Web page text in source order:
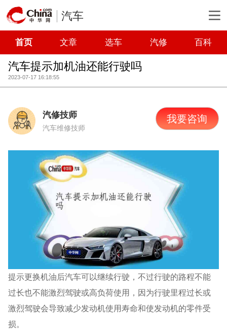
汽车
首页 文章 选车 汽修 百科
汽车提示加机油还能行驶吗
2023-07-17 16:18:55
汽修技师
汽车维修技师
我要咨询
提示更换机油后汽车可以继续行驶，不过行驶的路程不能
过长也不能激烈驾驶或高负荷使用，因为行驶里程过长或
激烈驾驶会导致减少发动机使用寿命和使发动机的零件受
损。